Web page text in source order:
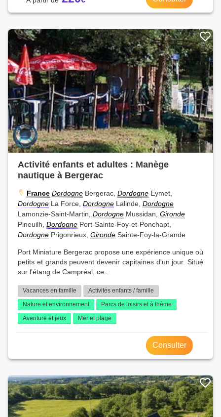
Activité enfants et adultes : Manège
nautique à Bergerac
France Dordogne Bergerac, Dordogne Eymet,
Dordogne La Force, Dordogne Lalinde, Dordogne
Lamonzie-Saint-Martin, Dordogne Mussidan, Gironde
Pineuilh, Dordogne Port-Sainte-Foy-et-Ponchapt,
Dordogne Prigonrieux, Gironde Sainte-Foy-la-Grande
Port Miniature Bergerac propose une expérience unique où
petits et grands peuvent devenir capitaines d'un jour. Situé
sur l'étang de Campréal, ce...
Vacances en famille
Activités enfants / famille
Nature et environnement
Parcs de loisirs et à thème
Aventure et jeux
Mer et plage
Consulter